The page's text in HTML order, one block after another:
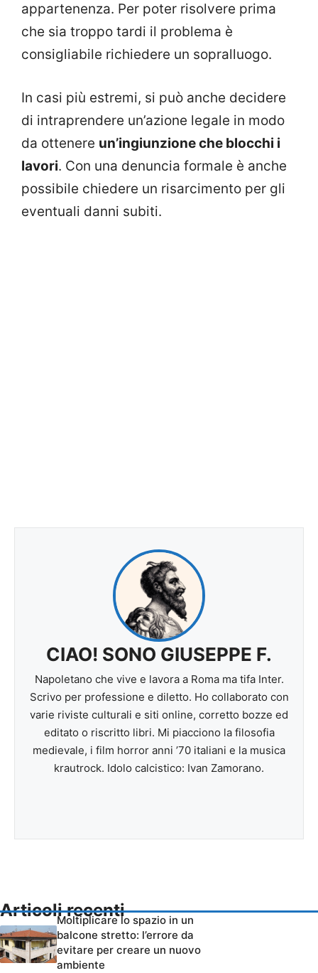
appartenenza. Per poter risolvere prima
che sia troppo tardi il problema è
consigliabile richiedere un sopralluogo.
In casi più estremi, si può anche decidere
di intraprendere un’azione legale in modo
da ottenere un’ingiunzione che blocchi i
lavori. Con una denuncia formale è anche
possibile chiedere un risarcimento per gli
eventuali danni subiti.
CIAO! SONO GIUSEPPE F.
Napoletano che vive e lavora a Roma ma tifa Inter.
Scrivo per professione e diletto. Ho collaborato con
varie riviste culturali e siti online, corretto bozze ed
editato o riscritto libri. Mi piacciono la filosofia
medievale, i film horror anni ’70 italiani e la musica
krautrock. Idolo calcistico: Ivan Zamorano.
Articoli recenti
Moltiplicare lo spazio in un
balcone stretto: l’errore da
evitare per creare un nuovo
ambiente